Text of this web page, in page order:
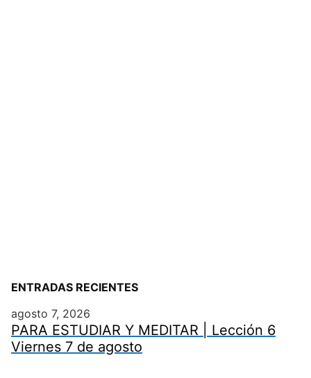
ENTRADAS RECIENTES
agosto 7, 2026
PARA ESTUDIAR Y MEDITAR | Lección 6
Viernes 7 de agosto